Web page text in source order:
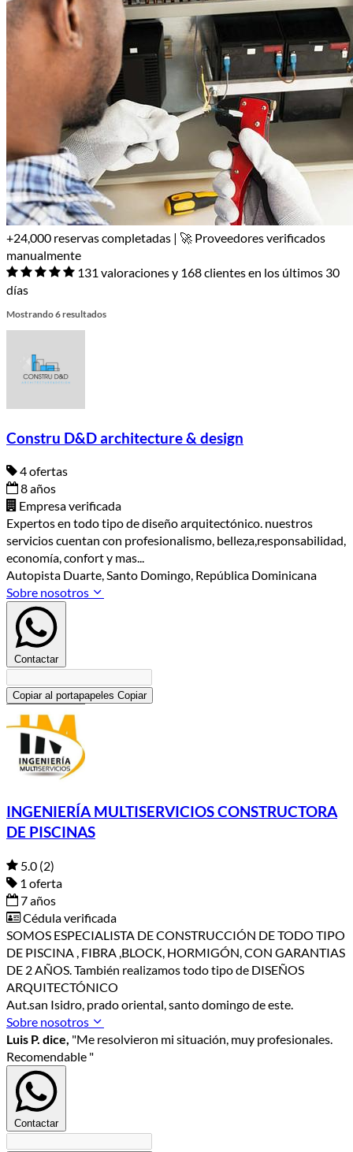
+24,000 reservas completadas | 🚀 Proveedores verificados
manualmente
131 valoraciones y 168 clientes en los últimos 30
días
Mostrando 6 resultados
Constru D&D architecture & design
4 ofertas
8 años
Empresa verificada
Expertos en todo tipo de diseño arquitectónico. nuestros
servicios cuentan con profesionalismo, belleza,responsabilidad,
economía, confort y mas...
Autopista Duarte, Santo Domingo, República Dominicana
Sobre nosotros
Contactar
Copiar al portapapeles Copiar
INGENIERÍA MULTISERVICIOS CONSTRUCTORA
DE PISCINAS
5.0 (2)
1 oferta
7 años
Cédula verificada
SOMOS ESPECIALISTA DE CONSTRUCCIÓN DE TODO TIPO
DE PISCINA , FIBRA ,BLOCK, HORMIGÓN, CON GARANTIAS
DE 2 AÑOS. También realizamos todo tipo de DISEÑOS
ARQUITECTÓNICO
Aut.san Isidro, prado oriental, santo domingo de este.
Sobre nosotros
Luis P. dice, "Me resolvieron mi situación, muy profesionales.
Recomendable "
Contactar